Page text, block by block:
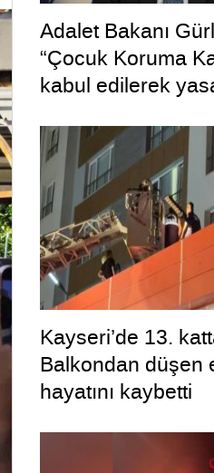
Adalet Bakanı
“Çocuk Koruma
kabul edilerek
Kayseri’de 13.
Balkondan düşen
hayatını kaybetti